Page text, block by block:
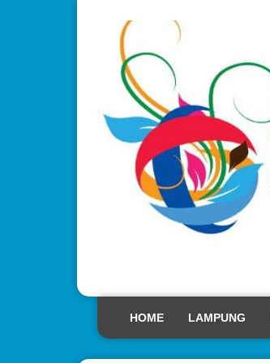
HOME LAMPUNG